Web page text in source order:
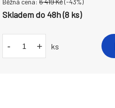
Běžná cena: 6 419Kč(-43%)
Skladem do 48h (8 ks)
- + ks